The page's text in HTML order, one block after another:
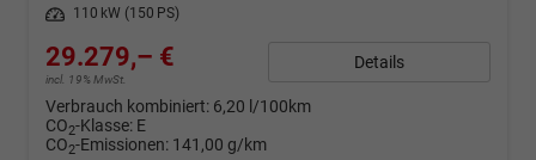
Leistung
110 kW (150 PS)
29.279,– €
incl. 19% MwSt.
Details
Verbrauch kombiniert: 6,20 l/100km
CO2-Klasse: E
CO2-Emissionen: 141,00 g/km